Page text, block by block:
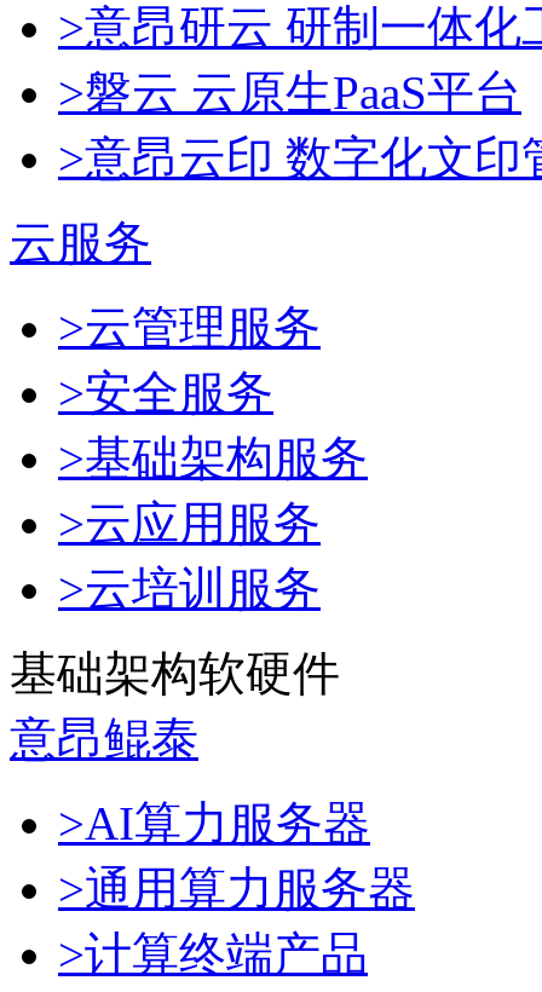
>意昂研云 研制一体
>磐云 云原生PaaS平台
>意昂云印 数字化文印
云服务
>云管理服务
>安全服务
>基础架构服务
>云应用服务
>云培训服务
基础架构软硬件
意昂鲲泰
>AI算力服务器
>通用算力服务器
>计算终端产品